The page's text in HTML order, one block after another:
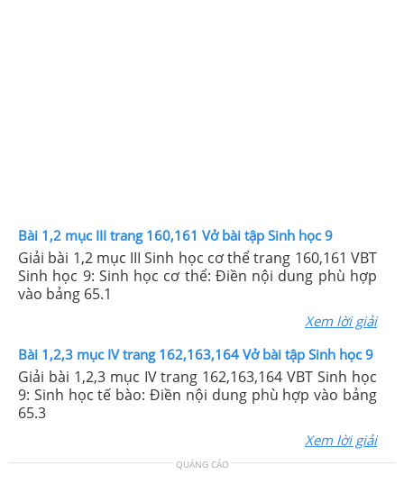
Bài 1,2 mục III trang 160,161 Vở bài tập Sinh học 9
Giải bài 1,2 mục III Sinh học cơ thể trang 160,161 VBT
Sinh học 9: Sinh học cơ thể: Điền nội dung phù hợp
vào bảng 65.1
Xem lời giải
Bài 1,2,3 mục IV trang 162,163,164 Vở bài tập Sinh học 9
Giải bài 1,2,3 mục IV trang 162,163,164 VBT Sinh học
9: Sinh học tế bào: Điền nội dung phù hợp vào bảng
65.3
Xem lời giải
QUẢNG CÁO